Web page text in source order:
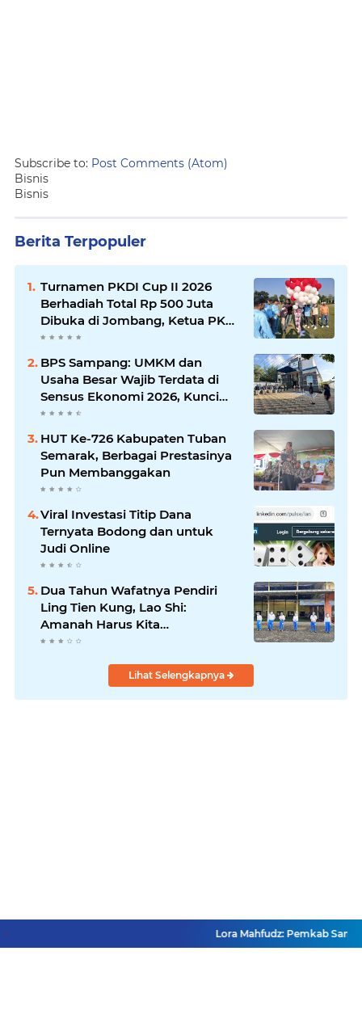
Subscribe to: Post Comments (Atom)
Bisnis
Bisnis
Berita Terpopuler
Turnamen PKDI Cup II 2026
Berhadiah Total Rp 500 Juta
Dibuka di Jombang, Ketua PKDI
Jatim Syaifullah Mahdi: Ajang
Komunikasi Antar-Kades untuk
Memajukan Desa
BPS Sampang: UMKM dan
Usaha Besar Wajib Terdata di
Sensus Ekonomi 2026, Kunci
Kebijakan Tepat Sasaran
HUT Ke-726 Kabupaten Tuban
Semarak, Berbagai Prestasinya
Pun Membanggakan
Viral Investasi Titip Dana
Ternyata Bodong dan untuk
Judi Online
Dua Tahun Wafatnya Pendiri
Ling Tien Kung, Lao Shi:
Amanah Harus Kita
Laksanakan!
Lihat Selengkapnya
Lora Mahfudz: Pemkab